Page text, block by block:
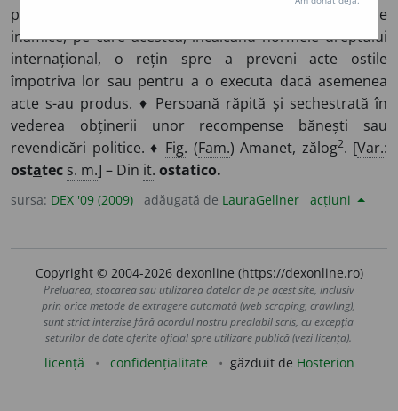
populației civile aflate pe teritoriul ocupat de forțele
inamice, pe care acestea, încălcând normele dreptului
internațional, o rețin spre a preveni acte ostile
împotriva lor sau pentru a o executa dacă asemenea
acte s-au produs. ♦ Persoană răpită și sechestrată în
vederea obținerii unor recompense bănești sau
revendicări politice. ♦ Fig. (Fam.) Amanet, zălog2. [Var.:
ostatec s. m.] – Din it. ostatico.
sursa: DEX '09 (2009) adăugată de LauraGellner acțiuni
Copyright © 2004-2026 dexonline (https://dexonline.ro)
Preluarea, stocarea sau utilizarea datelor de pe acest site, inclusiv
prin orice metode de extragere automată (web scraping, crawling),
sunt strict interzise fără acordul nostru prealabil scris, cu excepția
seturilor de date oferite oficial spre utilizare publică (vezi licența).
licență confidențialitate găzduit de Hosterion